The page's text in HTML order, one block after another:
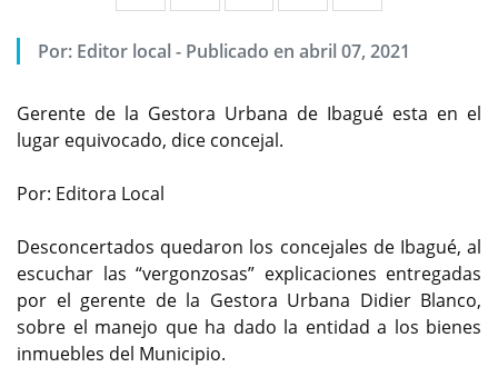
Por: Editor local - Publicado en abril 07, 2021
Gerente de la Gestora Urbana de Ibagué esta en el
lugar equivocado, dice concejal.
Por: Editora Local
Desconcertados quedaron los concejales de Ibagué, al
escuchar las “vergonzosas” explicaciones entregadas
por el gerente de la Gestora Urbana Didier Blanco,
sobre el manejo que ha dado la entidad a los bienes
inmuebles del Municipio.